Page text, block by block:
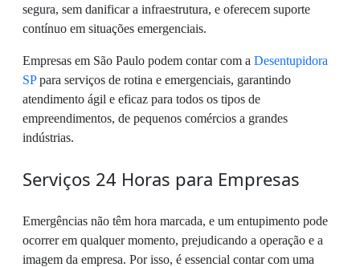
segura, sem danificar a infraestrutura, e oferecem suporte
contínuo em situações emergenciais.
Empresas em São Paulo podem contar com a Desentupidora
SPpara serviços de rotina e emergenciais, garantindo
atendimento ágil e eficaz para todos os tipos de
empreendimentos, de pequenos comércios a grandes
indústrias.
Serviços 24 Horas para Empresas
Emergências não têm hora marcada, e um entupimento pode
ocorrer em qualquer momento, prejudicando a operação e a
imagem da empresa. Por isso, é essencial contar com uma